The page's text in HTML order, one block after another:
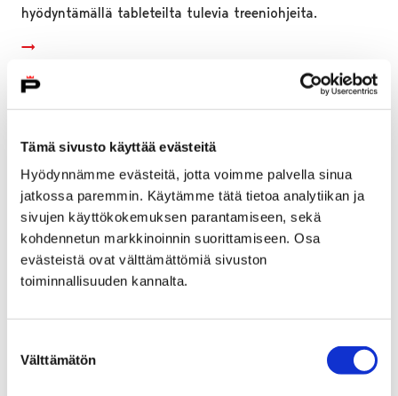
Tämä sivusto käyttää evästeitä
Hyödynnämme evästeitä, jotta voimme palvella sinua
jatkossa paremmin. Käytämme tätä tietoa analytiikan ja
sivujen käyttökokemuksen parantamiseen, sekä
kohdennetun markkinoinnin suorittamiseen. Osa
evästeistä ovat välttämättömiä sivuston
toiminnallisuuden kannalta.
valinta
Välttämätön
hyödyntämällä tableteilta tulevia treeniohjeita.
Lasten Liikuntamaa -tapahtumat jatkuvat
Karhuhallissa